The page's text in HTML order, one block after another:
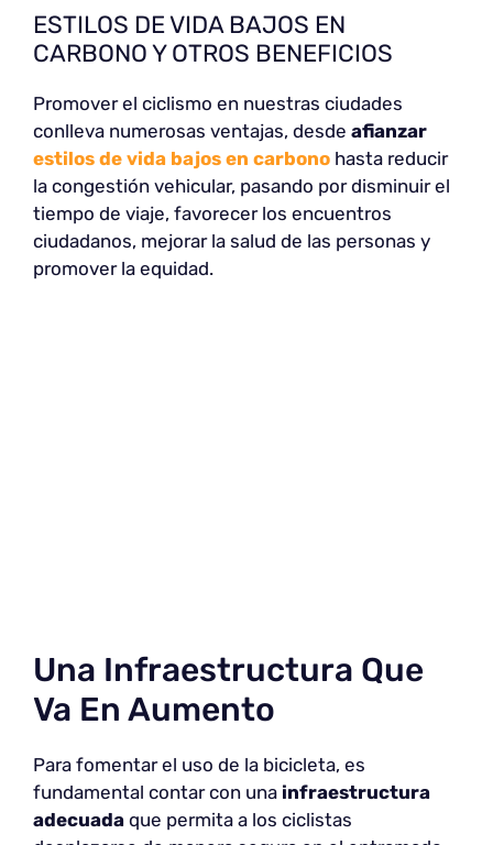
ESTILOS DE VIDA BAJOS EN
CARBONO Y OTROS BENEFICIOS
Promover el ciclismo en nuestras ciudades
conlleva numerosas ventajas, desde afianzar
estilos de vida bajos en carbono hasta reducir
la congestión vehicular, pasando por disminuir el
tiempo de viaje, favorecer los encuentros
ciudadanos, mejorar la salud de las personas y
promover la equidad.
Una Infraestructura Que
Va En Aumento
Para fomentar el uso de la bicicleta, es
fundamental contar con una infraestructura
adecuada que permita a los ciclistas